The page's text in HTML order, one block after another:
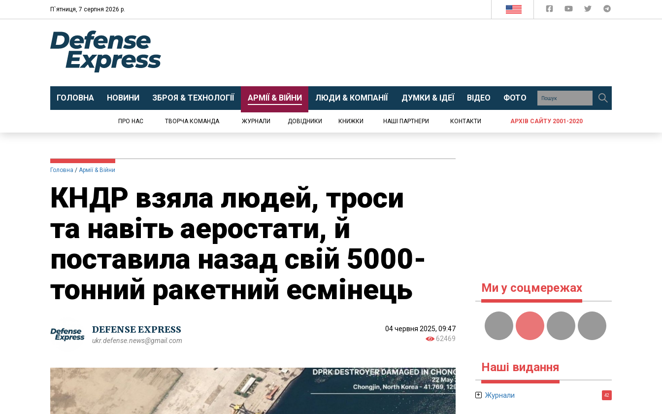
П`ятниця, 7 серпня 2026 р.
ГОЛОВНА НОВИНИ ЗБРОЯ & ТЕХНОЛОГІЇ АРМІЇ & ВІЙНИ ЛЮДИ & КОМПАНІЇ ДУМКИ & ІДЕЇ ВІДЕО ФОТО
ПРО НАС ТВОРЧА КОМАНДА ЖУРНАЛИ ДОВІДНИКИ КНИЖКИ НАШІ ПАРТНЕРИ КОНТАКТИ АРХІВ САЙТУ 2001-2020
Головна Армії & Війни
КНДР взяла людей, троси
та навіть аеростати, й
поставила назад свій 5000-
тонний ракетний есмінець
DEFENSE EXPRESS
ukr.defense.news@gmail.com
04 червня 2025, 09:47
62469
Ми у соцмережах
Наші видання
Журнали 42